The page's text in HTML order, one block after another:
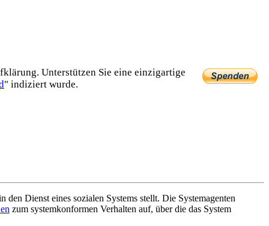
Unterstützen Sie eine einzig­artige
" indiziert wurde.
Dienst eines sozialen Systems stellt. Die System­agenten
zum system­konformen Verhalten auf, über die das System